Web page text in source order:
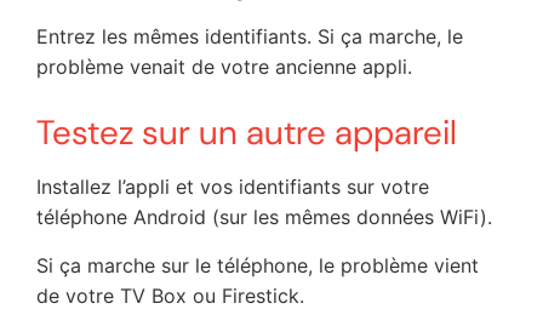
Entrez les mêmes identifiants. Si ça marche, le
problème venait de votre ancienne appli.
Testez sur un autre appareil
Installez l’appli et vos identifiants sur votre
téléphone Android (sur les mêmes données WiFi).
Si ça marche sur le téléphone, le problème vient
de votre TV Box ou Firestick.